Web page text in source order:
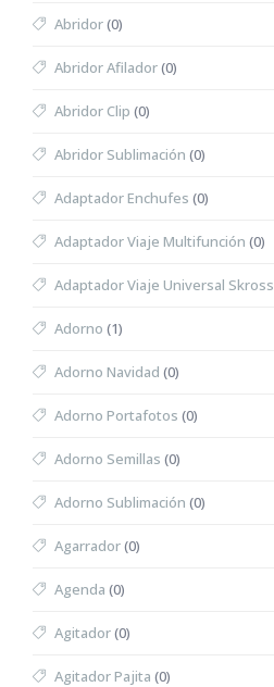
Abridor(0)
Abridor Afilador(0)
Abridor Clip (0)
Abridor Sublimación (0)
Adaptador Enchufes (0)
Adaptador Viaje Multifunción (0)
Adaptador Viaje Universal Skross
Adorno (1)
Adorno Navidad (0)
Adorno Portafotos (0)
Adorno Semillas (0)
Adorno Sublimación (0)
Agarrador(0)
Agenda (0)
Agitador(0)
Agitador Pajita (0)